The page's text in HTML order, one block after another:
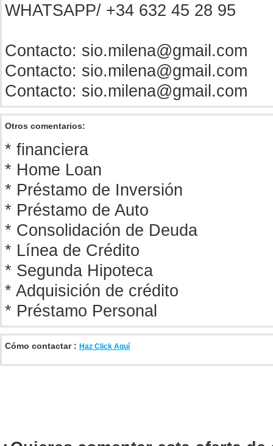
WHATSAPP/ +34 632 45 28 95
Contacto: sio.milena@gmail.com
Contacto: sio.milena@gmail.com
Contacto: sio.milena@gmail.com
Otros comentarios:
* financiera
* Home Loan
* Préstamo de Inversión
* Préstamo de Auto
* Consolidación de Deuda
* Línea de Crédito
* Segunda Hipoteca
* Adquisición de crédito
* Préstamo Personal
Cómo contactar : Haz Click Aquí